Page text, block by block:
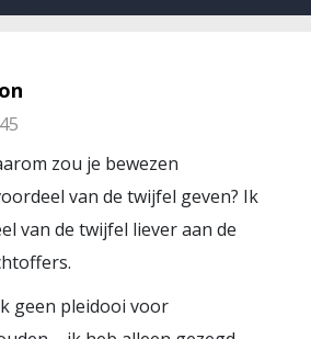
zou je bewezen
van de twijfel geven? Ik
van de twijfel liever aan de
geen pleidooi voor